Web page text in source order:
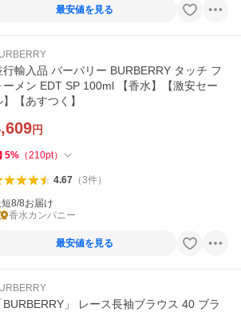
最安値を見る
行輸入品 バーバリー BURBERRY タッチ フ
ーメン EDT SP 100ml 【香水】【激安セー
】【あすつく】
円
5% （210pt）
4.67（3件）
8/8お届け
香水カンパニー
最安値を見る
BURBERRY」 レース長袖ブラウス 40 ブラ